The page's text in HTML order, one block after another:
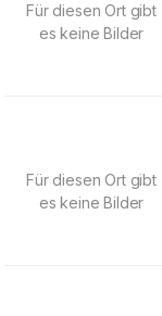
Für diesen Ort gibt
es keine Bilder
Für diesen Ort gibt
es keine Bilder